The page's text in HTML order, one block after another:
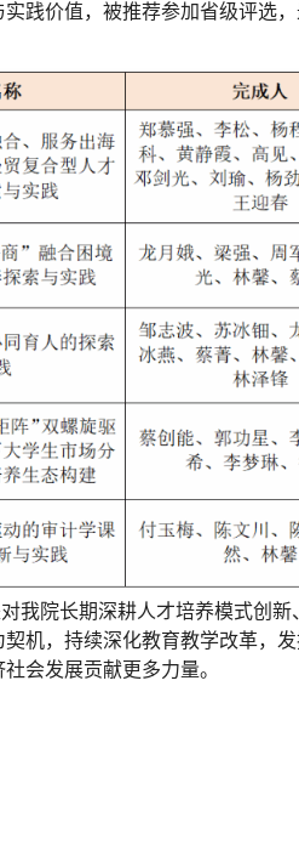
践价值，被推荐参加省级评选
我院长期深耕人才培养模式创
机，持续深化教育教学改革，
会发展贡献更多力量。